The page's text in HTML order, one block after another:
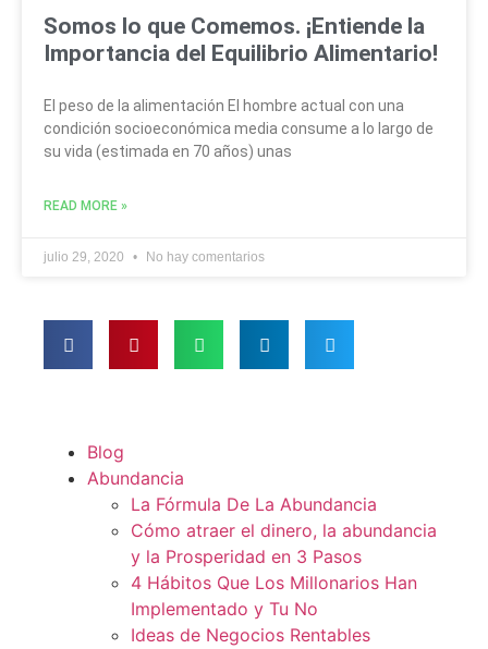
Somos lo que Comemos. ¡Entiende la
Importancia del Equilibrio Alimentario!
El peso de la alimentación El hombre actual con una
condición socioeconómica media consume a lo largo de
su vida (estimada en 70 años) unas
READ MORE »
julio 29, 2020 No hay comentarios
Blog
Abundancia
La Fórmula De La Abundancia
Cómo atraer el dinero, la abundancia
y la Prosperidad en 3 Pasos
4 Hábitos Que Los Millonarios Han
Implementado y Tu No
Ideas de Negocios Rentables